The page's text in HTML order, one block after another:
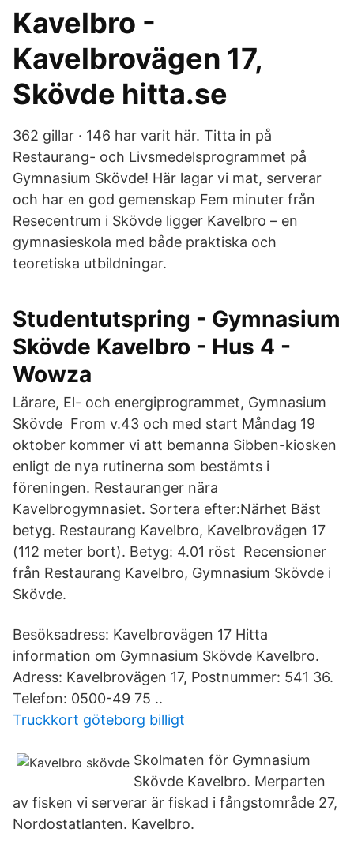
Kavelbro -
Kavelbrovägen 17,
Skövde hitta.se
362 gillar · 146 har varit här. Titta in på
Restaurang- och Livsmedelsprogrammet på
Gymnasium Skövde! Här lagar vi mat, serverar
och har en god gemenskap Fem minuter från
Resecentrum i Skövde ligger Kavelbro – en
gymnasieskola med både praktiska och
teoretiska utbildningar.
Studentutspring - Gymnasium
Skövde Kavelbro - Hus 4 -
Wowza
Lärare, El- och energiprogrammet, Gymnasium
Skövde From v.43 och med start Måndag 19
oktober kommer vi att bemanna Sibben-kiosken
enligt de nya rutinerna som bestämts i
föreningen. Restauranger nära
Kavelbrogymnasiet. Sortera efter:Närhet Bäst
betyg. Restaurang Kavelbro, Kavelbrovägen 17
(112 meter bort). Betyg: 4.01 röst Recensioner
från Restaurang Kavelbro, Gymnasium Skövde i
Skövde.
Besöksadress: Kavelbrovägen 17 Hitta
information om Gymnasium Skövde Kavelbro.
Adress: Kavelbrovägen 17, Postnummer: 541 36.
Telefon: 0500-49 75 ..
Truckkort göteborg billigt
Skolmaten för Gymnasium
Skövde Kavelbro. Merparten
av fisken vi serverar är fiskad i fångstområde 27,
Nordostatlanten. Kavelbro.